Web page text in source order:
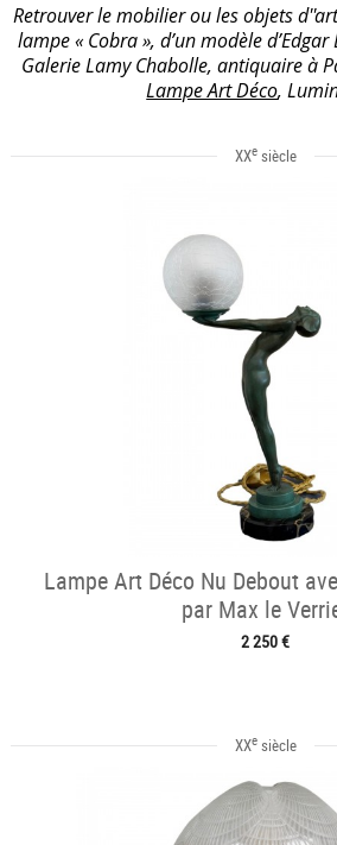
Retrouver le mobilier ou les objets
lampe « Cobra », d’un modèle
Galerie Lamy Chabolle, antiquaire à
Lampe Art Déco,
XXesiècle
Lampe Art Déco Nu Debout
par Max le
2 250 €
XXesiècle